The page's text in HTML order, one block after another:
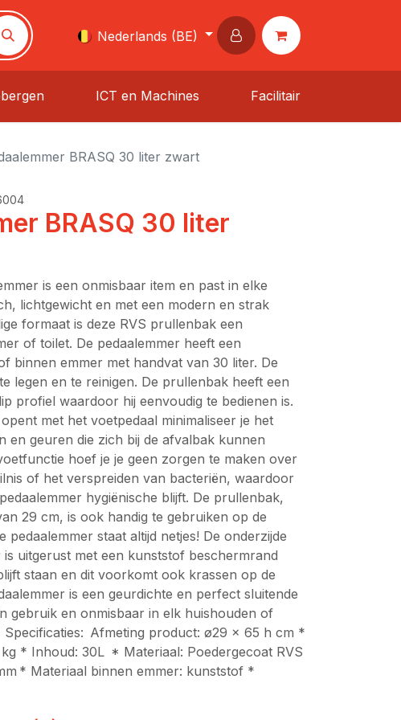
Nederlands (BE)
ICT en Machines Facilitair
BRASQ 30 liter zwart
BRASQ 30 liter
is een onmisbaar item en past in elke
lichtgewicht en met een modern en strak
formaat is deze RVS prullenbak een
of toilet. De pedaalemmer heeft een
binnen emmer met handvat van 30 liter. De
legen en te reinigen. De prullenbak heeft een
profiel waardoor hij eenvoudig te bedienen is.
met het voetpedaal minimaliseer je het
en geuren die zich bij de afvalbak kunnen
hoef je je geen zorgen te maken over
of het verspreiden van bacteriën, waardoor
hygiënische blijft. De prullenbak,
29 cm, is ook handig te gebruiken op de
pedaalemmer staat altijd netjes! De onderzijde
is uitgerust met een kunststof beschermrand
staan en dit voorkomt ook krassen op de
is een geurdichte en perfect sluitende
gebruik en onmisbaar in elk huishouden of
Specificaties: Afmeting product: ø29 x 65 h cm *
* Inhoud: 30L * Materiaal: Poedergecoat RVS
* Materiaal binnen emmer: kunststof *